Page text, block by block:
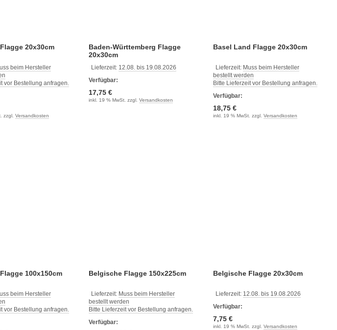
20x30cm
beim Hersteller
vor Bestellung anfragen.
zzgl. Versandkosten
Baden-Württemberg Flagge
20x30cm
Lieferzeit: 12.08. bis 19.08.2026
Verfügbar:
17,75 €
inkl. 19 % MwSt. zzgl. Versandkosten
Basel Land Flagge 20x30cm
Lieferzeit: Muss beim Hersteller
bestellt werden
Bitte Lieferzeit vor Bestellung anfragen.
Verfügbar:
18,75 €
inkl. 19 % MwSt. zzgl. Versandkosten
100x150cm
beim Hersteller
vor Bestellung anfragen.
Belgische Flagge 150x225cm
Lieferzeit: Muss beim Hersteller
bestellt werden
Bitte Lieferzeit vor Bestellung anfragen.
Verfügbar:
Belgische Flagge 20x30cm
Lieferzeit: 12.08. bis 19.08.2026
Verfügbar:
7,75 €
inkl. 19 % MwSt. zzgl. Versandkosten